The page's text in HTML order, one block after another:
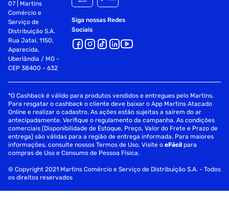
07 | Martins
Comércio e
Serviço de
Distribuição S.A.
Rua Jataí, 1150,
Aparecida,
Uberlândia / MG -
CEP 38400 - 632
Siga nossas Redes
Sociais
*O Cashback é válido para produtos vendidos e entregues pelo Martins.
Para resgatar o cashback o cliente deve baixar o App Martins Atacado
Online e realizar o cadastro. As ações estão sujeitas a saírem do ar
antecipadamente. Verifique o regulamento da campanha. As condições
comerciais (Disponibilidade de Estoque, Preço, Valor do Frete e Prazo de
entrega) são válidas para a região de entrega informada. Para maiores
informações, consulte nossos Termos de Uso. Visite oeFácil para
compras de Uso e Consumo de Pessoa Física.
© Copyright 2021 Martins Comércio e Serviço de Distribuição S.A. - Todos
os direitos reservados